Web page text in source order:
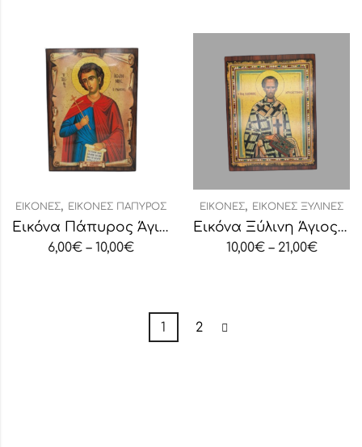
ΕΙΚΌΝΕΣ, ΕΙΚΌΝΕΣ ΠΆΠΥΡΟΣ
Εικόνα Πάπυρος Άγιος Ιωάννης Ρώσσος
6,00€ – 10,00€
ΕΙΚΌΝΕΣ, ΕΙΚΌΝΕΣ ΞΎΛΙΝΕΣ
Εικόνα Ξύλινη Άγιος Ιωάννης Χρυσόστομος
10,00€ – 21,00€
1 2